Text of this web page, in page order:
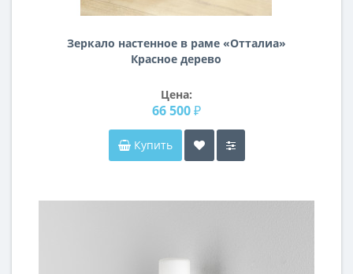
Зеркало настенное в раме «Отталиа»
Красное дерево
Цена:
66 500 ₽
Купить